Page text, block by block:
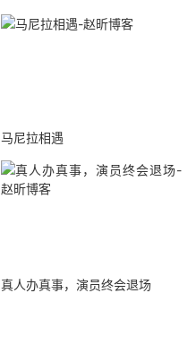
马尼拉相遇
真人办真事，演员终会退场